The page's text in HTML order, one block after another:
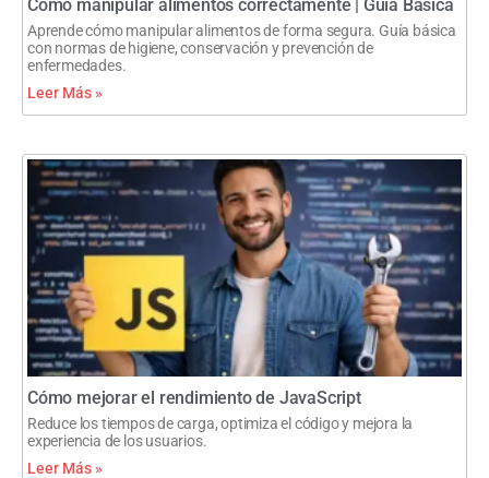
Cómo manipular alimentos correctamente | Guía Básica
Aprende cómo manipular alimentos de forma segura. Guía básica
con normas de higiene, conservación y prevención de
enfermedades.
Leer Más »
Cómo mejorar el rendimiento de JavaScript
Reduce los tiempos de carga, optimiza el código y mejora la
experiencia de los usuarios.
Leer Más »